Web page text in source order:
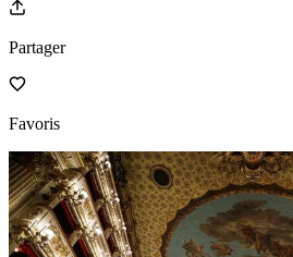
Partager
Favoris